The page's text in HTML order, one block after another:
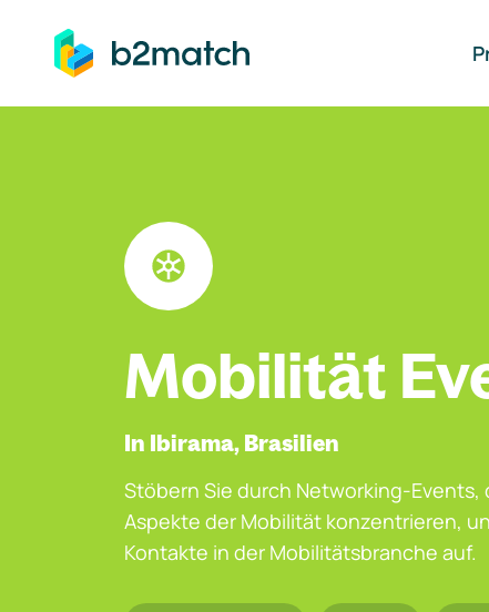
springen
Mobilität
In Ibirama, Brasilien
Stöbern Sie durch Networking-
Aspekte der Mobilität konzentrieren,
Kontakte in der Mobilitätsbranche auf.